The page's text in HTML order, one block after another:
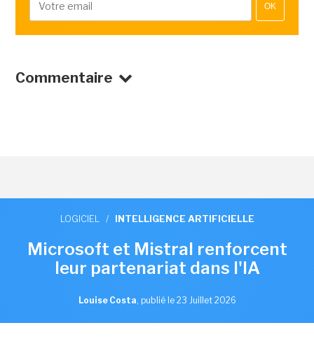
OK
Commentaire
LOGICIEL / INTELLIGENCE ARTIFICIELLE
Microsoft et Mistral renforcent
leur partenariat dans l'IA
Louise Costa, publié le 23 Juillet 2026